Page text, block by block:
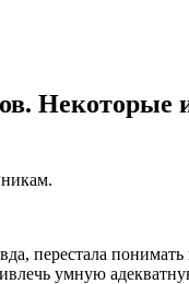
Некоторые
перестала
умную